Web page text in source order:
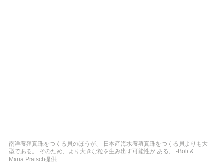
南洋養殖真珠をつくる貝のほうが、 日本産海水養殖真珠をつくる貝よりも大
型である。 そのため、より大きな粒を生み出す可能性が ある。 -Bob &
Maria Pratsch提供